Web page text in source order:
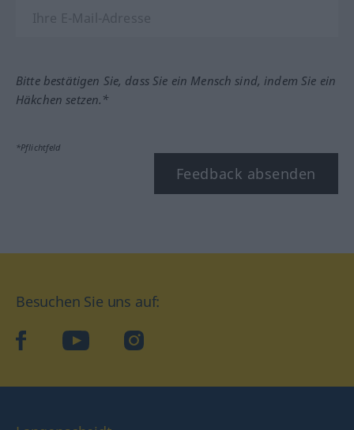
Bitte bestätigen Sie, dass Sie ein Mensch sind, indem Sie ein
Häkchen setzen.*
*Pflichtfeld
Feedback absenden
Besuchen Sie uns auf:
facebookYouTube Instagram